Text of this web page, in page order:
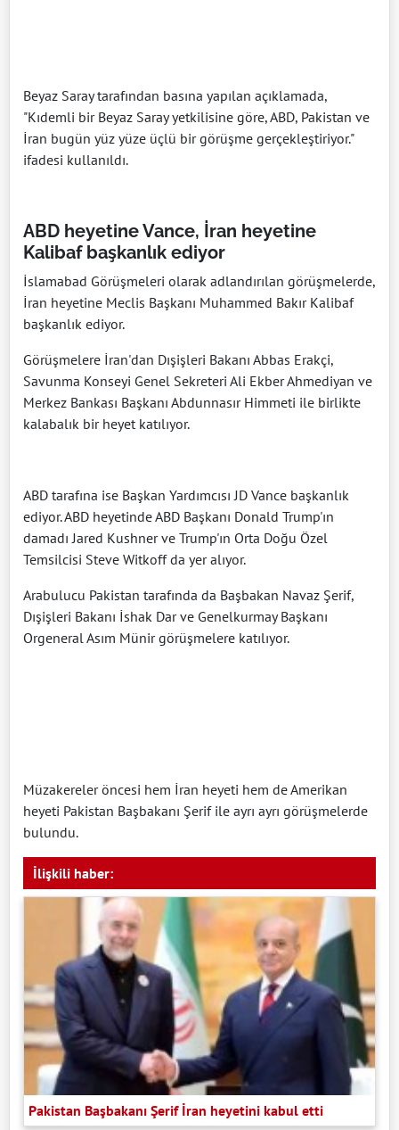
Beyaz Saray tarafından basına yapılan açıklamada,
"Kıdemli bir Beyaz Saray yetkilisine göre, ABD, Pakistan ve
İran bugün yüz yüze üçlü bir görüşme gerçekleştiriyor."
ifadesi kullanıldı.
ABD heyetine Vance, İran heyetine
Kalibaf başkanlık ediyor
İslamabad Görüşmeleri olarak adlandırılan görüşmelerde,
İran heyetine Meclis Başkanı Muhammed Bakır Kalibaf
başkanlık ediyor.
Görüşmelere İran'dan Dışişleri Bakanı Abbas Erakçi,
Savunma Konseyi Genel Sekreteri Ali Ekber Ahmediyan ve
Merkez Bankası Başkanı Abdunnasır Himmeti ile birlikte
kalabalık bir heyet katılıyor.
ABD tarafına ise Başkan Yardımcısı JD Vance başkanlık
ediyor. ABD heyetinde ABD Başkanı Donald Trump'ın
damadı Jared Kushner ve Trump'ın Orta Doğu Özel
Temsilcisi Steve Witkoff da yer alıyor.
Arabulucu Pakistan tarafında da Başbakan Navaz Şerif,
Dışişleri Bakanı İshak Dar ve Genelkurmay Başkanı
Orgeneral Asım Münir görüşmelere katılıyor.
Müzakereler öncesi hem İran heyeti hem de Amerikan
heyeti Pakistan Başbakanı Şerif ile ayrı ayrı görüşmelerde
bulundu.
İlişkili haber:
Pakistan Başbakanı Şerif İran heyetini kabul etti